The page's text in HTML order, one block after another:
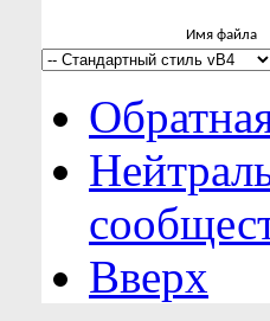
Имя файла
Вверх